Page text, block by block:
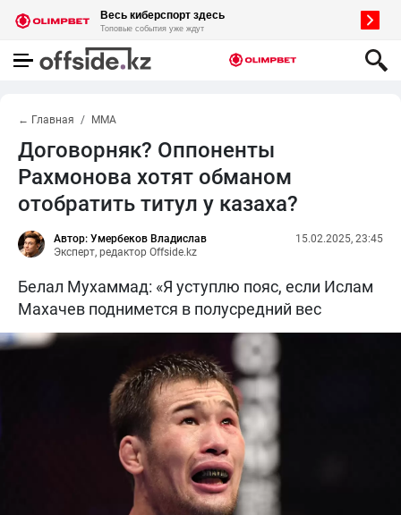
← Главная MMA
Договорняк? Оппоненты
Рахмонова хотят обманом
отобратить титул у казаха?
Автор: Умербеков Владислав
Эксперт, редактор Offside.kz
15.02.2025, 23:45
Белал Мухаммад: «Я уступлю пояс, если Ислам
Махачев поднимется в полусредний вес